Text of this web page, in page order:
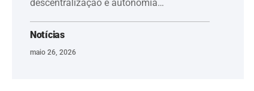
descentralização e autonomia…
Notícias
maio 26, 2026